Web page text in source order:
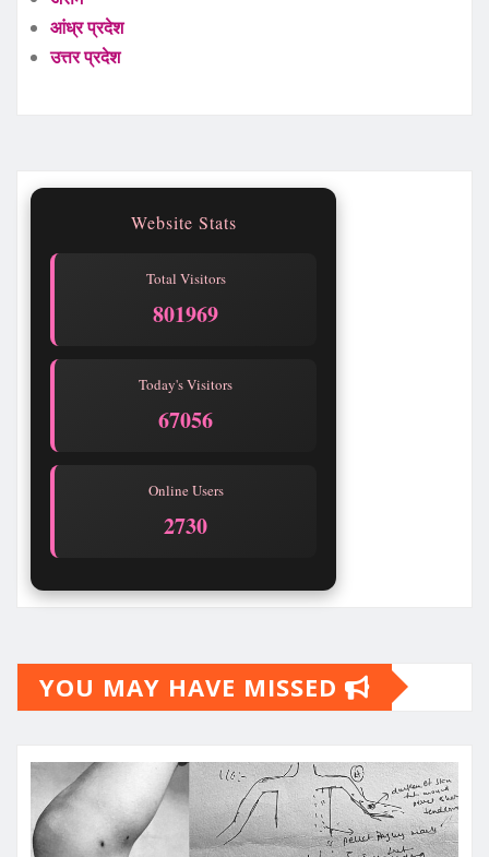
आंध्र प्रदेश
उत्तर प्रदेश
Website Stats
Total Visitors
801969
Today's Visitors
67056
Online Users
2730
YOU MAY HAVE MISSED